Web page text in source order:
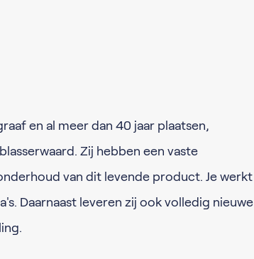
en al meer dan 40 jaar plaatsen,
Zij hebben een vaste
van dit levende product. Je werkt
Daarnaast leveren zij ook volledig nieuwe